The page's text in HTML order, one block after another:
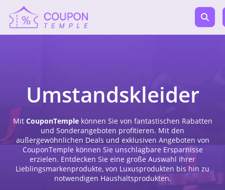
Umstandskleider
Mit CouponTemplekönnen Sie von fantastischen Rabatten
und Sonderangeboten profitieren. Mit den
außergewöhnlichen Deals und exklusiven Angeboten von
CouponTemple können Sie unschlagbare Ersparnisse
erzielen. Entdecken Sie eine große Auswahl Ihrer
Lieblingsmarkenprodukte, von Luxusprodukten bis hin zu
notwendigen Haushaltsprodukten.